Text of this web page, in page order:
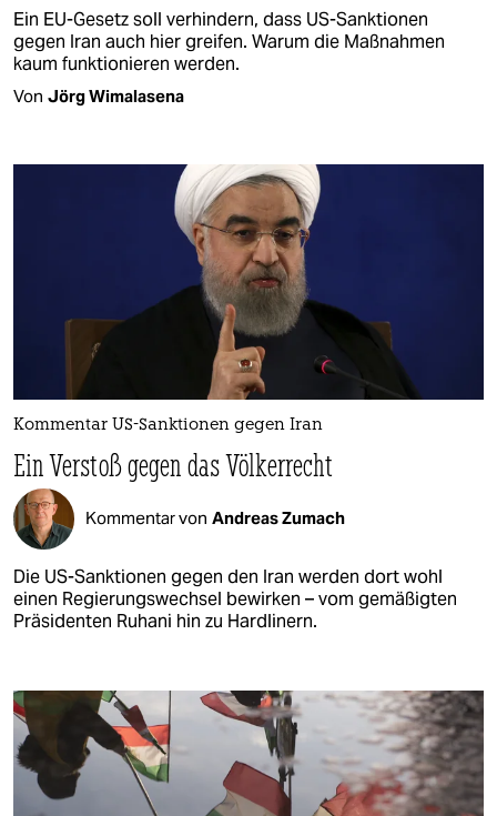
Ein EU-Gesetz soll verhindern, dass US-Sanktionen
gegen Iran auch hier greifen. Warum die Maßnahmen
kaum funktionieren werden.
Von Jörg Wimalasena
Kommentar US-Sanktionen gegen Iran
Ein Verstoß gegen das Völkerrecht
Kommentar von Andreas Zumach
Die US-Sanktionen gegen den Iran werden dort wohl
einen Regierungswechsel bewirken – vom gemäßigten
Präsidenten Ruhani hin zu Hardlinern.